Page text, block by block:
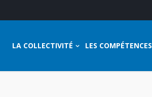
LA COLLECTIVITÉ LES COMPÉTENCES